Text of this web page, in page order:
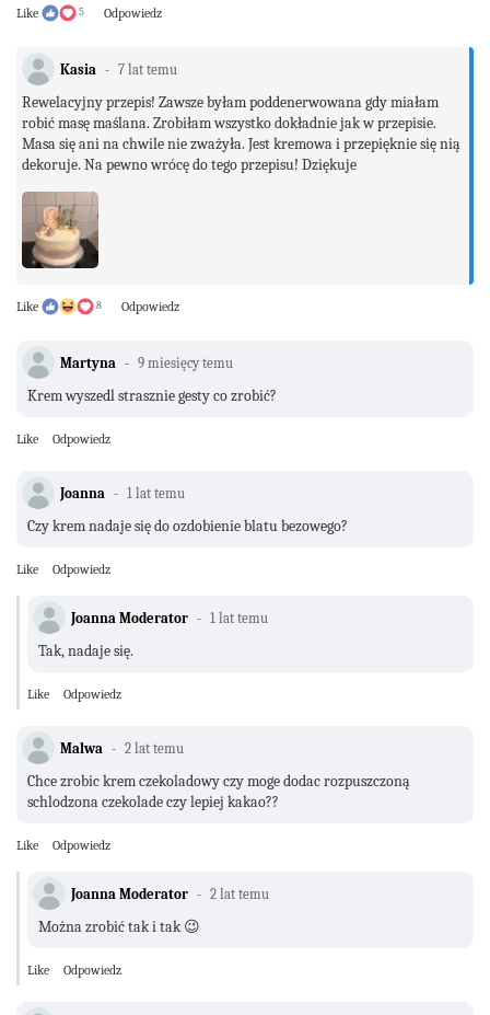
Like 5 Odpowiedz
Kasia 7 lat temu
Rewelacyjny przepis! Zawsze byłam poddenerwowana gdy miałam
robić masę maślana. Zrobiłam wszystko dokładnie jak w przepisie.
Masa się ani na chwile nie zważyła. Jest kremowa i przepięknie się nią
dekoruje. Na pewno wrócę do tego przepisu! Dziękuje
Like 8 Odpowiedz
Martyna 9 miesięcy temu
Krem wyszedl strasznie gesty co zrobić?
Like Odpowiedz
Joanna 1 lat temu
Czy krem nadaje się do ozdobienie blatu bezowego?
Like Odpowiedz
Joanna Moderator 1 lat temu
Tak, nadaje się.
Like Odpowiedz
Malwa 2 lat temu
Chce zrobic krem czekoladowy czy moge dodac rozpuszczoną
schlodzona czekolade czy lepiej kakao??
Like Odpowiedz
Joanna Moderator 2 lat temu
Można zrobić tak i tak 😉
Like Odpowiedz